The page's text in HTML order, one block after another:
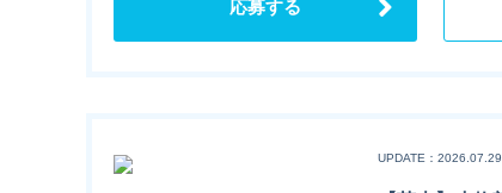
応募する
UPDATE：2026.07.29